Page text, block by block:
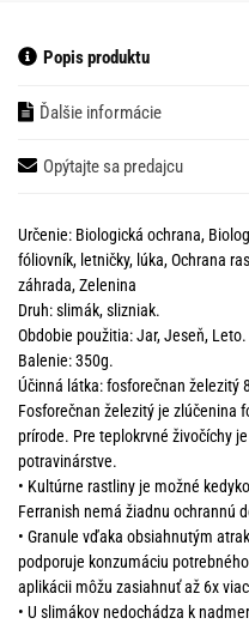
Popis produktu
Ďalšie informácie
Opýtajte sa predajcu
Určenie: Biologická ochrana,
fóliovník, letničky, lúka, Ochrana
záhrada, Zelenina
Druh: slimák, slizniak.
Obdobie použitia: Jar, Jeseň, Leto.
Balenie: 350g.
Účinná látka: fosforečnan železitý
Fosforečnan železitý je zlúčenina
prírode. Pre teplokrvné živočíchy
potravinárstve.
• Kultúrne rastliny je možné
Ferranish nemá žiadnu ochrannú
• Granule vďaka obsiahnutým
podporuje konzumáciu
aplikácii môžu zasiahnuť až 6x
• U slimákov nedochádza k